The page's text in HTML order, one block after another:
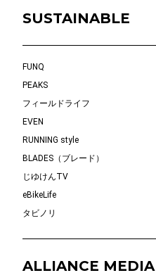
SUSTAINABLE
FUNQ
PEAKS
フィールドライフ
EVEN
RUNNING style
BLADES（ブレード）
じゆけんTV
eBikeLife
タビノリ
ALLIANCE MEDIA